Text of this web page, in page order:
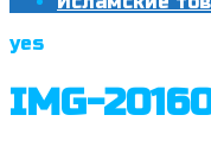
yes
IMG-